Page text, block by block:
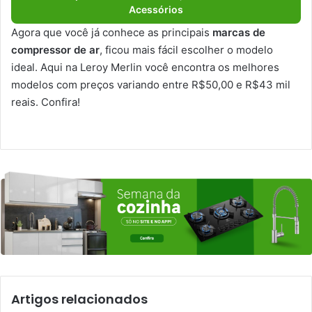
Acessórios
Agora que você já conhece as principais marcas de
compressor de ar, ficou mais fácil escolher o modelo
ideal. Aqui na Leroy Merlin você encontra os melhores
modelos com preços variando entre R$50,00 e R$43 mil
reais. Confira!
Artigos relacionados